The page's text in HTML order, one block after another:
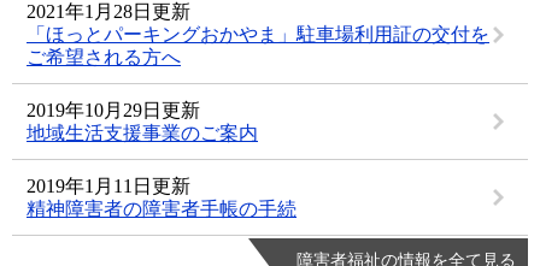
2021年1月28日更新
「ほっとパーキングおかやま」駐車場利用証の交付を
ご希望される方へ
2019年10月29日更新
地域生活支援事業のご案内
2019年1月11日更新
精神障害者の障害者手帳の手続
障害者福祉の情報を全て見る